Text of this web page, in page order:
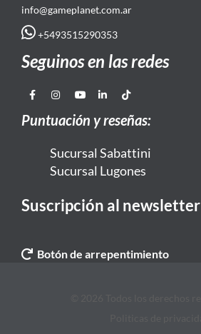
info@gameplanet.com.ar
+5493515290353
Seguinos en las redes
Puntuación y reseñas:
Sucursal Sabattini
Sucursal Lugones
Suscripción al newsletter
Botón de arrepentimiento